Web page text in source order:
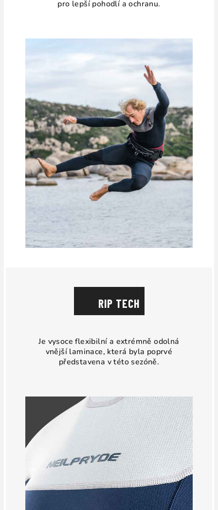
pro lepší pohodlí a ochranu.
RIP TECH
Je vysoce flexibilní a extrémně odolná
vnější laminace, která byla poprvé
představena v této sezóně.